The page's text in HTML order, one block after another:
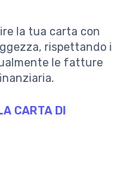
la tua carta con
rispettando i
le fatture
CARTA DI